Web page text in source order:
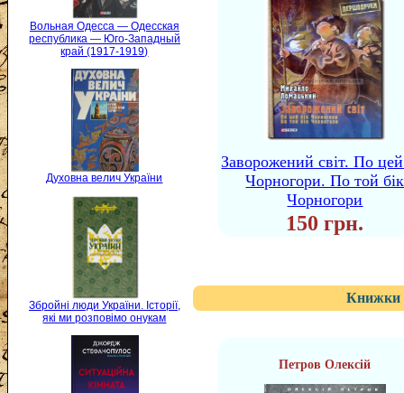
Вольная Одесса — Одесская
республика — Юго-Западный
край (1917-1919)
Духовна велич України
Збройні люди України. Історії,
які ми розповімо онукам
Заворожений світ. По цей
Чорногори. По той бік
Чорногори
150 грн.
Книжки
Петров Олексій